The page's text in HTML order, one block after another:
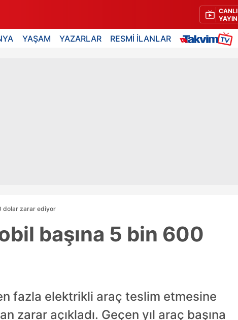
CANLI
YAYIN
YAŞAM YAZARLAR RESMİ İLANLAR
dolar zarar ediyor
başına 5 bin 600
fazla elektrikli araç teslim etmesine
zarar açıkladı. Geçen yıl araç başına